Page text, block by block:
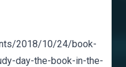
2018/10/24/book-
day-the-book-in-the-